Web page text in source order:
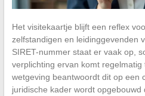
Het visitekaartje blijft een reflex
zelfstandigen en leidinggevenden
SIRET-nummer staat er vaak op,
verplichting ervan komt
wetgeving beantwoordt dit op een
juridische kader wordt